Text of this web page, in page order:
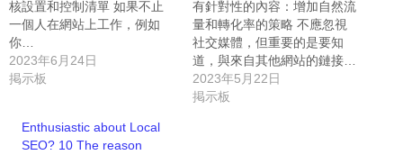
核設置和控制清單 如果不止
一個人在網站上工作，例如
你…
2023年6月24日
掲示板
有針對性的內容：增加自然流
量和轉化率的策略 不應忽視
社交媒體，但重要的是要知
道，與來自其他網站的鏈接…
2023年5月22日
掲示板
Enthusiastic about Local
SEO? 10 The reason